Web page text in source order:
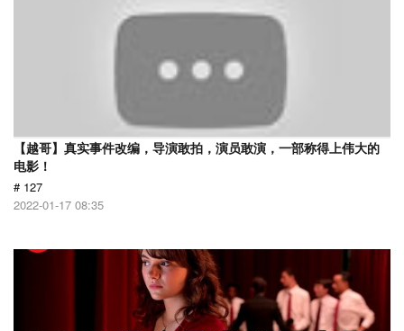
【越哥】真实事件改编，导演敢拍，演员敢演，一部称得上伟大的
电影！
# 127
2022-01-17 08:35